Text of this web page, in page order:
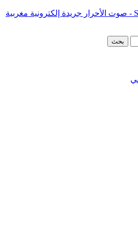
Sawt alahrar - صوت الأحرار جريدة إلكترونية مغربية